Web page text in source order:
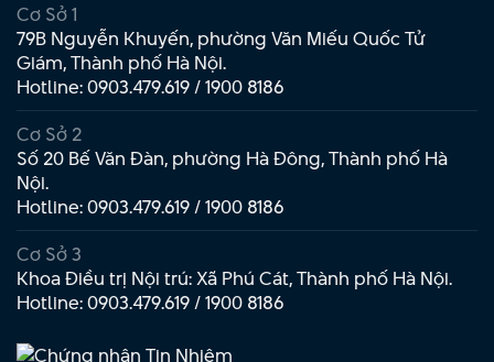
Cơ Sở 1
79B Nguyễn Khuyến, phường Văn Miếu Quốc Tử
Giám, Thành phố Hà Nội.
Hotline:0903.479.619/1900 8186
Cơ Sở 2
Số 20 Bế Văn Đàn, phường Hà Đông, Thành phố Hà
Nội.
Hotline:0903.479.619/1900 8186
Cơ Sở 3
Khoa Điều trị Nội trú: Xã Phú Cát, Thành phố Hà Nội.
Hotline:0903.479.619/1900 8186